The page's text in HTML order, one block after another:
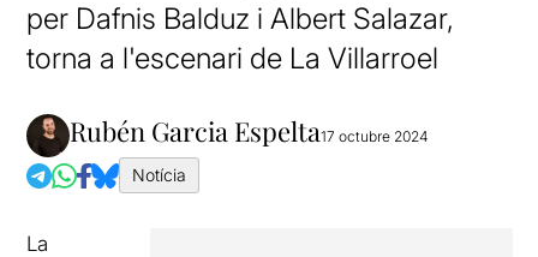
per Dafnis Balduz i Albert Salazar,
torna a l'escenari de La Villarroel
Rubén Garcia Espelta17 octubre 2024
Notícia
La